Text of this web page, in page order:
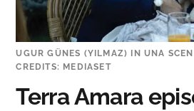
UGUR GÜNES (YILMAZ) IN UNA
CREDITS: MEDIASET
Terra Amara